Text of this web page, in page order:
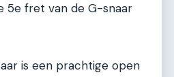
5e fret van de G-snaar
is een prachtige open